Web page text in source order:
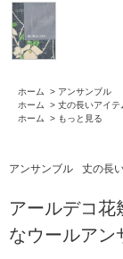
ホーム > アンサンブル
ホーム
> 丈の長いアイテ
ホーム
> もっと見る
アンサンブル 丈の長
アールデコ花
なウールアン